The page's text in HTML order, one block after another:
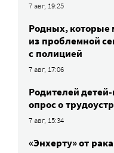
7 авг, 19:25
Родных, которые
из проблемной
с полицией
7 авг, 17:06
Родителей
опрос о
7 авг, 15:34
«Энхерту» от